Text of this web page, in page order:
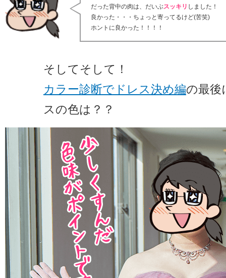
だった背中の肉は、だいぶスッキリ しました！
良かった・・・ちょっと寄ってるけど(苦笑)
ホントに良かった！！！！
そしてそして！
カラー診断でドレス決め編の最後
スの色は？？